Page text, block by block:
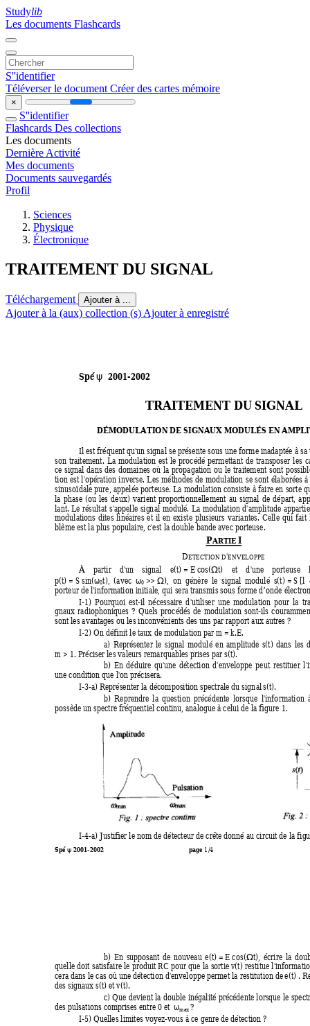
Studylib
Les documents Flashcards
S''identifier
Téléverser le document Créer des cartes mémoire
×
S''identifier
Flashcards Des collections
Les documents
Dernière Activité
Mes documents
Documents sauvegardés
Profil
Sciences
Physique
Électronique
TRAITEMENT DU SIGNAL
Téléchargement Ajouter à ...
Ajouter à la (aux) collection (s) Ajouter à enregistré
Spé ψ 2001-2002 page 1/
Spé ψ
2001-2002
TRAITEMENT DU SIGNAL
DÉMODULATION DE SIGNAUXMODULÉS EN AMP
Il est fréquent qu'un signal seprésentesousuneformeinadaptée à sa
son traitement. La modulation est le procédé permettant de transposer les
ce signal dans des domaines où la propagation ou le traitement sont
tion estl'opérationinverse. Les méthodesde modulation sesont élaboréesà
sinusoïdalepure, appeléeporteuse. La modulationconsiste àfaireen sorteq
la phase (ou les deux) varient proportionnellement au signal de départ, app
lant. Le résultat s'appelle signal modulé. La modulationd'amplitude
modulations dites linéaires et il en existe plusieurs variantes. Celle qui fait
blème est la plus populaire, c'est la double bande avec porteuse.
PARTIE I
DETECTION D'ENVELOPPE
À partir d'un signal e(t) = Ecos(Ωt) et d'une porteuse
p(t) = S sin(ω0t), (avec ω0 >> Ω), on génère le signal modulé s(t) = S [l
porteur de l'information initiale, qui sera transmis sous forme d’onde
I-1) Pourquoi est-il nécessaire d'utiliser une modulation pour la t
gnaux radiophoniques ? Quels procédés de modulation sont-ils
sont les avantages ou les inconvénients des uns par rapport aux autres ?
I-2) On définit le taux de modulation par m = k.E.
a) Représenter le signal modulé en amplitude s(t) dans les
m > 1. Préciser les valeurs remarquables prises par s(t).
b) En déduire qu'une détection d'enveloppe peut restituer l'
une condition que l'on précisera.
I-3-a) Représenter la décomposition spectrale du signal s(t).
b) Reprendre la question précédente lorsque l'information
possède un spectre fréquentiel continu, analogue à celui de lafigure 1.
I-4-a) Justifier le nom de détecteur de crête donné au circuit de la fig
b) En supposant de nouveau e(t) = Ecos(Ωt), écrire la
quelledoitsatisfairele produit RCpourque la sortie v(t)restitue l'
cera dans le cas où une détection d'enveloppe permet la restitution de e(t) .
des signaux s(t) et v(t).
c)Que devientla double inégalité précédentelorsque le
des pulsations comprises entre 0et ωmax?
I-5) Quelles limites voyez-vousà ce genre de détection ?